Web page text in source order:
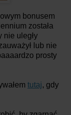
bonusem
została
nie uległy
lub nie
prosty
tutaj, gdy